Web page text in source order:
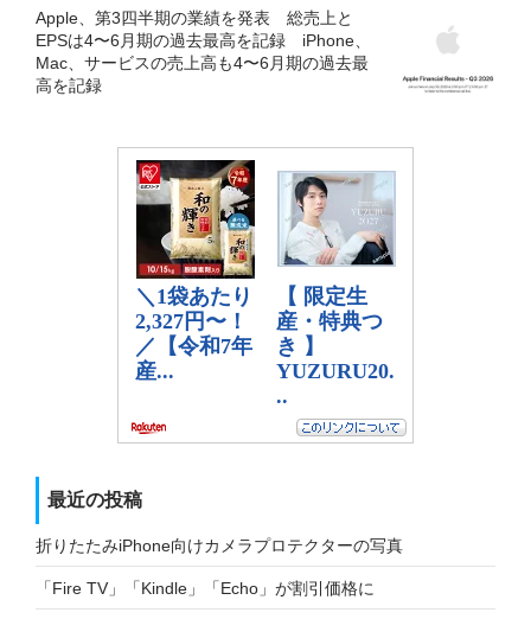
Apple、第3四半期の業績を発表 総売上と
EPSは4〜6月期の過去最高を記録 iPhone、
Mac、サービスの売上高も4〜6月期の過去最
高を記録
最近の投稿
折りたたみiPhone向けカメラプロテクターの写真
「Fire TV」「Kindle」「Echo」が割引価格に